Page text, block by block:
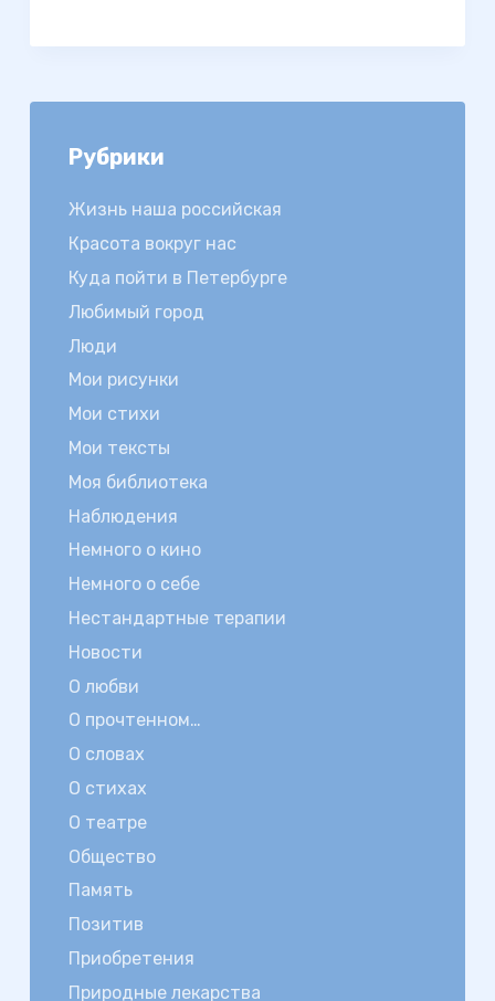
Рубрики
Жизнь наша российская
Красота вокруг нас
Куда пойти в Петербурге
Любимый город
Люди
Мои рисунки
Мои стихи
Мои тексты
Моя библиотека
Наблюдения
Немного о кино
Немного о себе
Нестандартные терапии
Новости
О любви
О прочтенном…
О словах
О стихах
О театре
Общество
Память
Позитив
Приобретения
Природные лекарства